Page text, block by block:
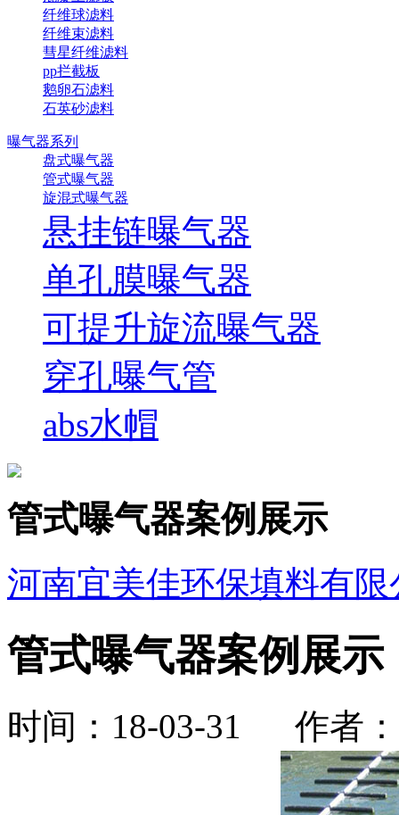
纤维球滤料
纤维束滤料
彗星纤维滤料
pp拦截板
鹅卵石滤料
石英砂滤料
曝气器系列
盘式曝气器
管式曝气器
旋混式曝气器
悬挂链曝气器
单孔膜曝气器
可提升旋流曝气器
穿孔曝气管
abs水帽
管式曝气器案例展示
河南宜美佳环保填料有限
管式曝气器案例展示
时间：18-03-31 作者